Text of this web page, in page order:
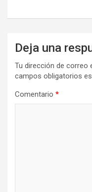
Deja una
Tu dirección de correo
campos obligatorios
Comentario *